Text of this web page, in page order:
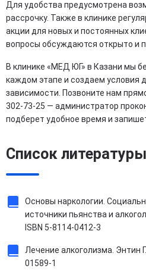
Для удобства предусмотрена
рассрочку. Также в клинике
акции для новых и постоянных
вопросы обсуждаются открыто и
В клинике «МЕД ЮГ» в Казани мы
каждом этапе и создаем условия
зависимости. Позвоните нам
302-73-25 — администратор
подберет удобное время и
Список литературы
Основы наркологии.
источники пьянства и
ISBN 5-8114-0412-3
Лечение алкоголизма. Энтин
01589-1